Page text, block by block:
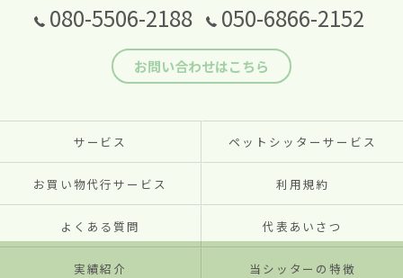
080-5506-2188 050-6866-2152
お問い合わせはこちら
サービス ペットシッターサービス
お買い物代行サービス 利用規約
よくある質問 代表あいさつ
実績紹介 当シッターの特徴